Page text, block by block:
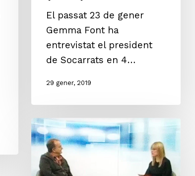
El passat 23 de gener
Gemma Font ha
entrevistat el president
de Socarrats en 4…
29 gener, 2019